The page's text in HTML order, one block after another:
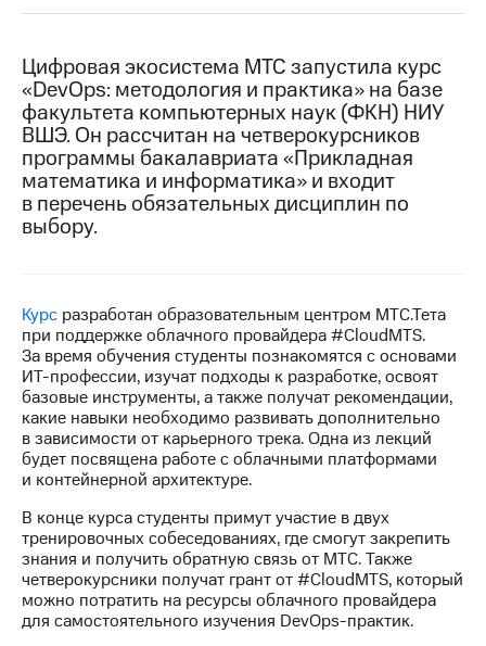
Контакты
Медиа-центр
Пресс-
релизы
МТС
о технологиях
Интервью
Финансовая
отчетность
Контакты
Новости
в
и акционерам
Корпоративное
управление
Корпоративный
Цифровая экосистема МТС запустила курс
«DevOps: методология и практика» на базе
факультета компьютерных наук (ФКН) НИУ
ВШЭ. Он рассчитан на четверокурсников
программы бакалавриата «Прикладная
математика и информатика» и входит
в перечень обязательных дисциплин по
выбору.
Курс разработан образовательным центром МТС.Тета
при поддержке облачного провайдера #CloudMTS.
За время обучения студенты познакомятся с основами
ИТ-профессии, изучат подходы к разработке, освоят
базовые инструменты, а также получат рекомендации,
какие навыки необходимо развивать дополнительно
в зависимости от карьерного трека. Одна из лекций
будет посвящена работе с облачными платформами
и контейнерной архитектуре.
В конце курса студенты примут участие в двух
тренировочных собеседованиях, где смогут закрепить
знания и получить обратную связь от МТС. Также
четверокурсники получат грант от #CloudMTS, который
можно потратить на ресурсы облачного провайдера
для самостоятельного изучения DevOps-практик.